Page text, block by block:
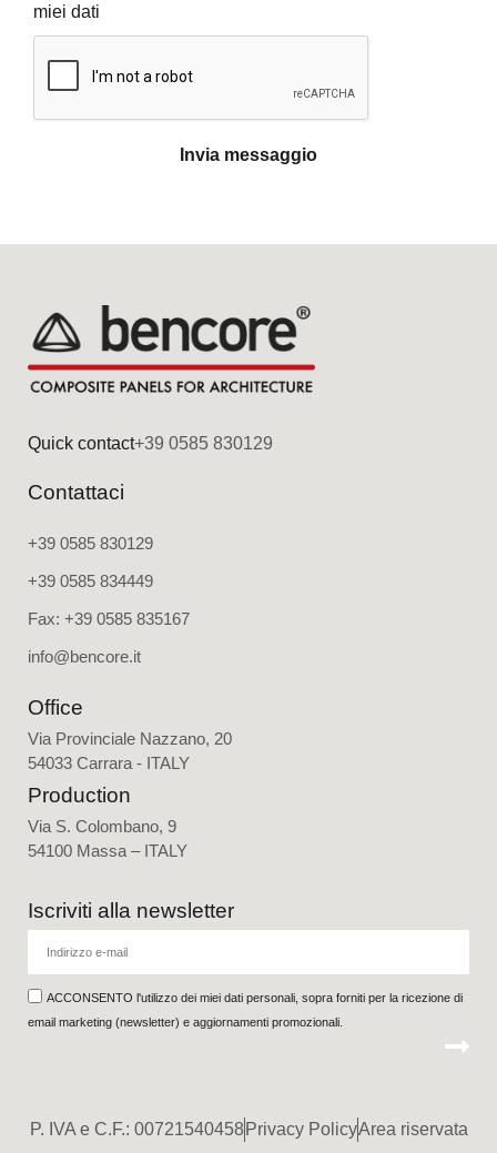
miei dati
Invia messaggio
Quick contact+39 0585 830129
Contattaci
+39 0585 830129
+39 0585 834449
Fax: +39 0585 835167
info@bencore.it
Office
Via Provinciale Nazzano, 20
54033 Carrara - ITALY
Production
Via S. Colombano, 9
54100 Massa – ITALY
Iscriviti alla newsletter
ACCONSENTO l'utilizzo dei miei dati personali, sopra forniti per la ricezione di
email marketing (newsletter) e aggiornamenti promozionali.
P. IVA e C.F.: 00721540458 Privacy PolicyArea riservata